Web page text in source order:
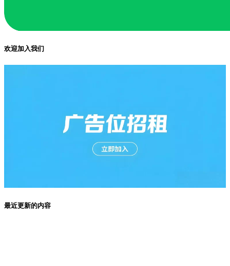
欢迎加入我们
最近更新的内容